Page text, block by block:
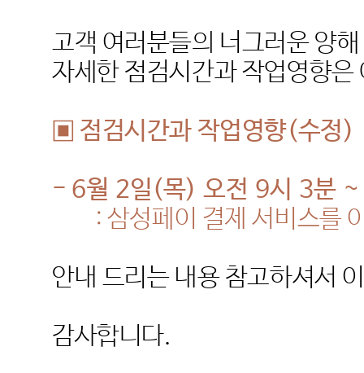
고객 여러분들의 너그러운 양
자세한 점검시간과 작업영향
▣ 점검시간과 작업영향(수정)
- 6월 2일(목)오전 9시 3분
: 삼성페이 결제 서비스를
안내 드리는 내용 참고하셔서
감사합니다.